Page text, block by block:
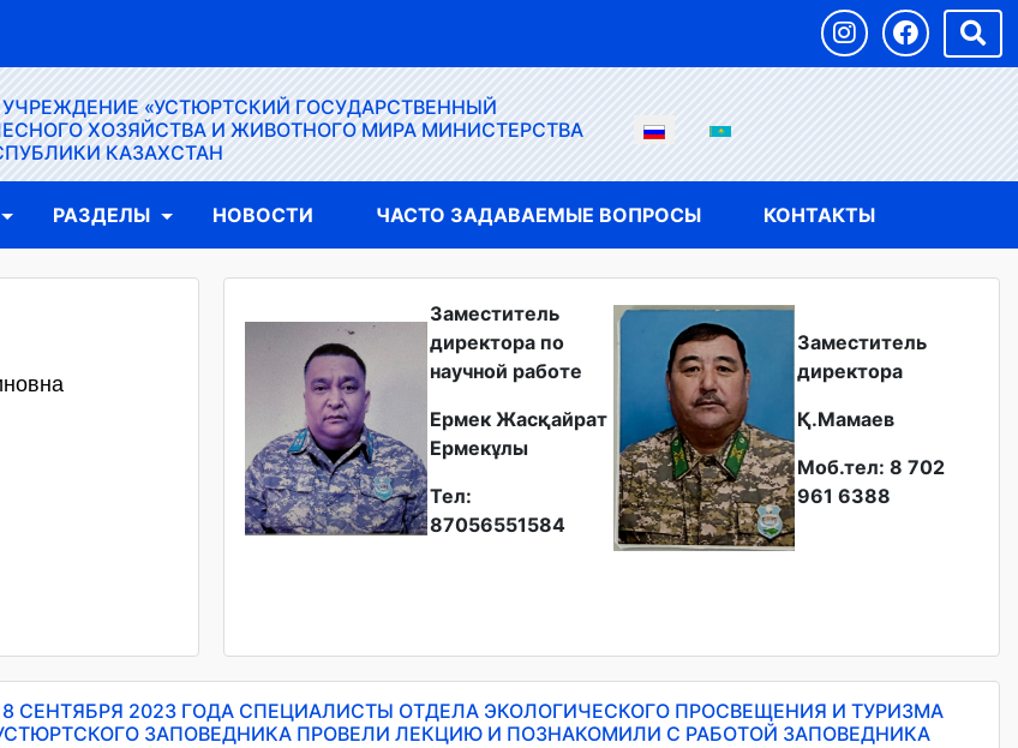
«УСТЮРТСКИЙ ГОСУДАРСТВЕННЫЙ
ХОЗЯЙСТВА И ЖИВОТНОГО МИРА МИНИСТЕРСТВА
КАЗАХСТАН
РАЗДЕЛЫ НОВОСТИ ЧАСТО ЗАДАВАЕМЫЕ ВОПРОСЫ КОНТАКТЫ
Заместитель
директора по
научной работе
Ермек Жасқайрат
Ермекұлы
Тел:
87056551584
Заместитель
директора
Қ.Мамаев
Моб.тел: 8 702
961 6388
СЕНТЯБРЯ 2023 ГОДА СПЕЦИАЛИСТЫ ОТДЕЛА ЭКОЛОГИЧЕСКОГО ПРОСВЕЩЕНИЯ И ТУРИЗМА
ЗАПОВЕДНИКА ПРОВЕЛИ ЛЕКЦИЮ И ПОЗНАКОМИЛИ С РАБОТОЙ ЗАПОВЕДНИКА